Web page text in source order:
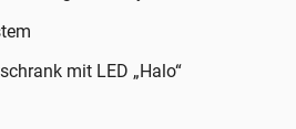
mit LED „Halo“